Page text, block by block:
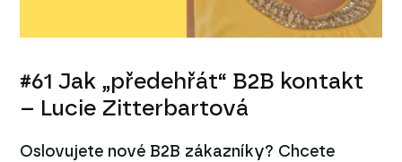
#61 Jak „předehřát“ B2B kontakt
– Lucie Zitterbartová
Oslovujete nové B2B zákazníky? Chcete